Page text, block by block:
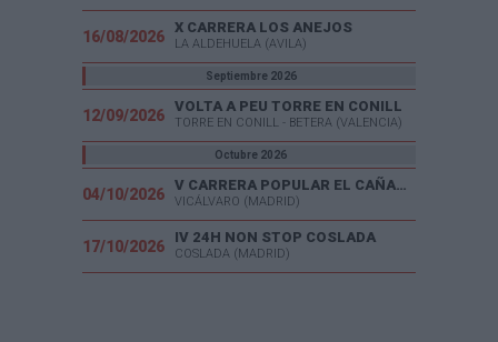
16/08/2026
X CARRERA LOS ANEJOS
LA ALDEHUELA (AVILA)
Septiembre 2026
12/09/2026
VOLTA A PEU TORRE EN CONILL
TORRE EN CONILL - BETERA (VALENCIA)
Octubre 2026
04/10/2026
V CARRERA POPULAR EL CAÑAVERAL
VICÁLVARO (MADRID)
17/10/2026
IV 24H NON STOP COSLADA
COSLADA (MADRID)